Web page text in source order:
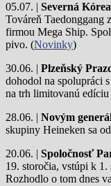
05.07. | Severná
Továreň Taedonggang
firmou Mega Ship.
pivo. (Novinky)
30.06. | Plzeňský
dohodol na spolupráci
na trh limitovanú
28.06. | Novým
skupiny Heineken sa
20.06. | Spoločnosť
19. storočia, vstúpi k 1.
Rozhodlo o tom dnes